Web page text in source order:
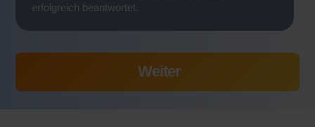
erfolgreich beantwortet.